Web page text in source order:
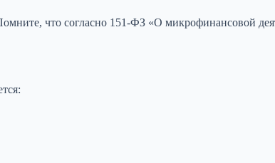
что согласно 151-ФЗ «О микрофинансовой